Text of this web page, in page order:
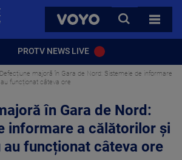
VOYO
CAUTA
TOATE
PROTV NEWS LIVE
Defecțiune majoră în Gara de Nord: Sistemele de informare
funcționat câteva ore
în Gara de Nord:
informare a călătorilor și
au funcționat câteva ore